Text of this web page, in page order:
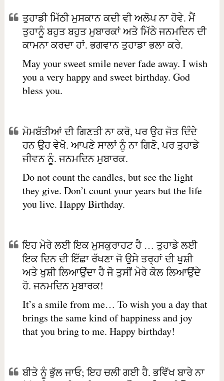
ਤੁਹਾਡੀ ਮਿੱਠੀ ਮੁਸਕਾਨ ਕਦੀ ਵੀ ਅਲੋਪ ਨਾ ਹੋਵੇ. ਮੈਂ
ਤੁਹਾਨੂੰ ਬਹੁਤ ਬਹੁਤ ਮੁਬਾਰਕਾਂ ਅਤੇ ਮਿੱਠੇ ਜਨਮਦਿਨ ਦੀ
ਕਾਮਨਾ ਕਰਦਾ ਹਾਂ. ਭਗਵਾਨ ਤੁਹਾਡਾ ਭਲਾ ਕਰੇ.
May your sweet smile never fade away. I wish
you a very happy and sweet birthday. God
bless you.
ਮੋਮਬੱਤੀਆਂ ਦੀ ਗਿਣਤੀ ਨਾ ਕਰੋ, ਪਰ ਉਹ ਜੋਤ ਦਿੰਦੇ
ਹਨ ਉਹ ਵੇਖੋ. ਆਪਣੇ ਸਾਲਾਂ ਨੂੰ ਨਾ ਗਿਣੋ, ਪਰ ਤੁਹਾਡੇ
ਜੀਵਨ ਨੂੰ. ਜਨਮਦਿਨ ਮੁਬਾਰਕ.
Do not count the candles, but see the light
they give. Don’t count your years but the life
you live. Happy Birthday.
ਇਹ ਮੇਰੇ ਲਈ ਇਕ ਮੁਸਕੁਰਾਹਟ ਹੈ … ਤੁਹਾਡੇ ਲਈ
ਇਕ ਦਿਨ ਦੀ ਇੱਛਾ ਰੱਖਣਾ ਜੋ ਉਸੇ ਤਰ੍ਹਾਂ ਦੀ ਖੁਸ਼ੀ
ਅਤੇ ਖੁਸ਼ੀ ਲਿਆਉਂਦਾ ਹੈ ਜੋ ਤੁਸੀਂ ਮੇਰੇ ਕੋਲ ਲਿਆਉਂਦੇ
ਹੋ. ਜਨਮਦਿਨ ਮੁਬਾਰਕ!
It’s a smile from me… To wish you a day that
brings the same kind of happiness and joy
that you bring to me. Happy birthday!
ਬੀਤੇ ਨੂੰ ਭੁੱਲ ਜਾਓ; ਇਹ ਚਲੀ ਗਈ ਹੈ. ਭਵਿੱਖ ਬਾਰੇ ਨਾ